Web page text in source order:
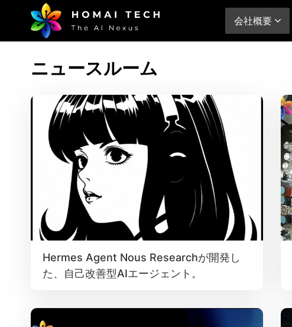
会社概要
ニュースルーム
Hermes Agent Nous Researchが開発し
た、自己改善型AIエージェント。